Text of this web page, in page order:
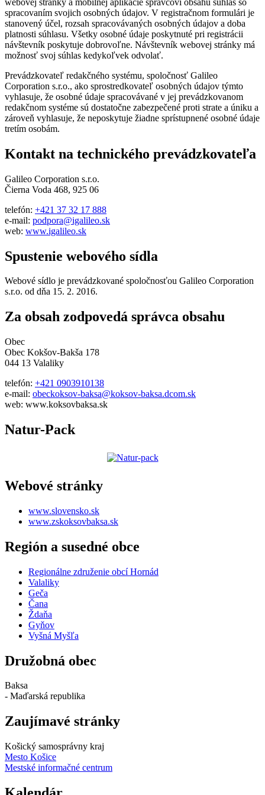
spracovaním svojich osobných údajov. V registračnom formulári je
stanovený účel, rozsah spracovávaných osobných údajov a doba
platnosti súhlasu. Všetky osobné údaje poskytnuté pri registrácii
návštevník poskytuje dobrovoľne. Návštevník webovej stránky má
možnosť svoj súhlas kedykoľvek odvolať.
Prevádzkovateľ redakčného systému, spoločnosť Galileo
Corporation s.r.o., ako sprostredkovateľ osobných údajov týmto
vyhlasuje, že osobné údaje spracovávané v jej prevádzkovanom
redakčnom systéme sú dostatočne zabezpečené proti strate a úniku a
zároveň vyhlasuje, že neposkytuje žiadne sprístupnené osobné údaje
tretím osobám.
Kontakt na technického prevádzkovateľa
Galileo Corporation s.r.o.
Čierna Voda 468, 925 06
telefón: +421 37 32 17 888
e-mail: podpora@igalileo.sk
web: www.igalileo.sk
Spustenie webového sídla
Webové sídlo je prevádzkované spoločnosťou Galileo Corporation
s.r.o. od dňa 15. 2. 2016.
Za obsah zodpovedá správca obsahu
Obec
Obec Kokšov-Bakša 178
044 13 Valaliky
telefón: +421 0903910138
e-mail: obeckoksov-baksa@koksov-baksa.dcom.sk
web: www.koksovbaksa.sk
Natur-Pack
Webové stránky
www.slovensko.sk
www.zskoksovbaksa.sk
Región a susedné obce
Regionálne združenie obcí Hornád
Valaliky
Geča
Čana
Ždaňa
Gyňov
Vyšná Myšľa
Družobná obec
Baksa
- Maďarská republika
Zaujímavé stránky
Košický samosprávny kraj
Mesto Košice
Mestské informačné centrum